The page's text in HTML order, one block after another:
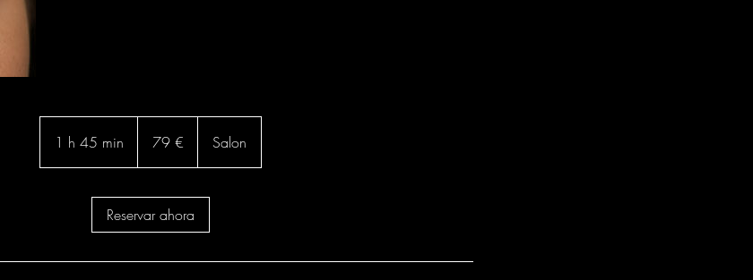
1 h 45 min 79 € Salon
Reservar ahora